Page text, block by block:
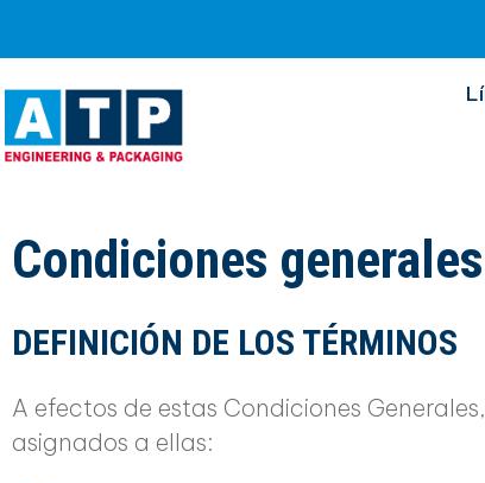
Condiciones
DEFINICIÓN DE LOS TÉRMINOS
A efectos de estas Condiciones
asignados a ellas: